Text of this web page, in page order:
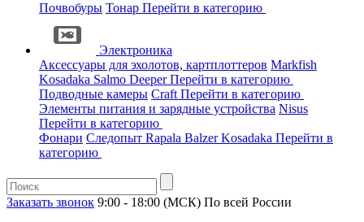
Почвобуры Тонар Перейти в категорию
Электроника
Аксессуары для эхолотов, картплоттеров Markfish
Kosadaka Salmo DeeperПерейти в категорию
Подводные камеры Craft Перейти в категорию
Элементы питания и зарядные устройства Nisus
Перейти в категорию
Фонари Следопыт Rapala BalzerKosadaka Перейти в
категорию
Заказать звонок 9:00 - 18:00 (МСК) По всей России